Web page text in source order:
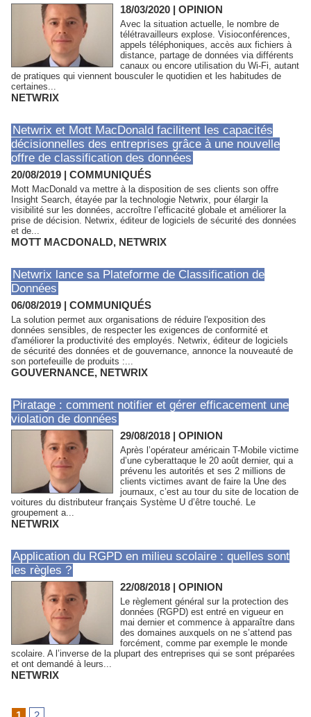
18/03/2020 | OPINION
Avec la situation actuelle, le nombre de
télétravailleurs explose. Visioconférences,
appels téléphoniques, accès aux fichiers à
distance, partage de données via différents
canaux ou encore utilisation du Wi-Fi, autant
de pratiques qui viennent bousculer le quotidien et les habitudes de
certaines...
NETWRIX
Netwrix et Mott MacDonald facilitent les capacités
décisionnelles des entreprises grâce à une nouvelle
offre de classification des données
20/08/2019 | COMMUNIQUÉS
Mott MacDonald va mettre à la disposition de ses clients son offre
Insight Search, étayée par la technologie Netwrix, pour élargir la
visibilité sur les données, accroître l’efficacité globale et améliorer la
prise de décision. Netwrix, éditeur de logiciels de sécurité des données
et de...
MOTT MACDONALD, NETWRIX
Netwrix lance sa Plateforme de Classification de
Données
06/08/2019 | COMMUNIQUÉS
La solution permet aux organisations de réduire l'exposition des
données sensibles, de respecter les exigences de conformité et
d'améliorer la productivité des employés. Netwrix, éditeur de logiciels
de sécurité des données et de gouvernance, annonce la nouveauté de
son portefeuille de produits :...
GOUVERNANCE, NETWRIX
Piratage : comment notifier et gérer efficacement une
violation de données
29/08/2018 | OPINION
Après l’opérateur américain T-Mobile victime
d’une cyberattaque le 20 août dernier, qui a
prévenu les autorités et ses 2 millions de
clients victimes avant de faire la Une des
journaux, c’est au tour du site de location de
voitures du distributeur français Système U d’être touché. Le
groupement a...
NETWRIX
Application du RGPD en milieu scolaire : quelles sont
les règles ?
22/08/2018 | OPINION
Le règlement général sur la protection des
données (RGPD) est entré en vigueur en
mai dernier et commence à apparaître dans
des domaines auxquels on ne s’attend pas
forcément, comme par exemple le monde
scolaire. A l’inverse de la plupart des entreprises qui se sont préparées
et ont demandé à leurs...
NETWRIX